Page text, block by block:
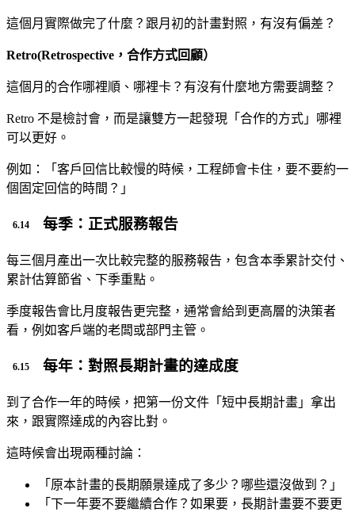
這個月實際做完了什麼？跟月初的計畫對照，有沒有偏差？
Retro(Retrospective，合作方式回顧）
這個月的合作哪裡順、哪裡卡？有沒有什麼地方需要調整？
Retro 不是檢討會，而是讓雙方一起發現「合作的方式」哪裡
可以更好。
例如：「客戶回信比較慢的時候，工程師會卡住，要不要約一
個固定回信的時間？」
每季：正式服務報告
每三個月產出一次比較完整的服務報告，包含本季累計交付、
累計估算節省、下季重點。
季度報告會比月度報告更完整，通常會給到更高層的決策者
看，例如客戶端的老闆或部門主管。
每年：對照長期計畫的達成度
到了合作一年的時候，把第一份文件「短中長期計畫」拿出
來，跟實際達成的內容比對。
這時候會出現兩種討論：
「原本計畫的長期願景達成了多少？哪些還沒做到？」
「下一年要不要繼續合作？如果要，長期計畫要不要更